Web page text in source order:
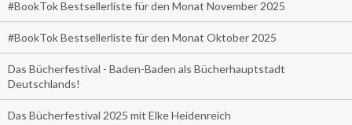
#BookTok Bestsellerliste für den Monat November 2025
#BookTok Bestsellerliste für den Monat Oktober 2025
Das Bücherfestival - Baden-Baden als Bücherhauptstadt
Deutschlands!
Das Bücherfestival 2025 mit Elke Heidenreich